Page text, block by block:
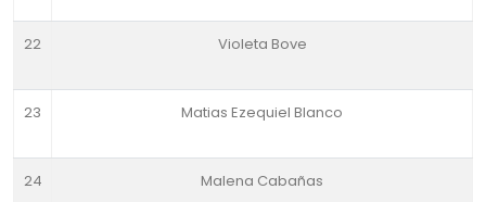
22 Violeta Bove
23 Matias Ezequiel Blanco
24 Malena Cabañas